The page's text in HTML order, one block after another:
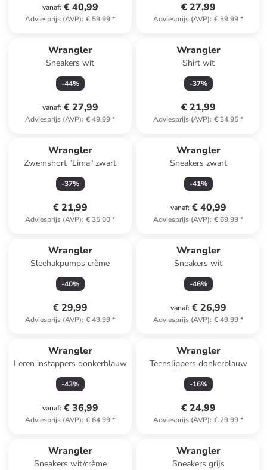
vanaf: € 40,99
Adviesprijs (AVP): € 59,99*
€ 27,99
Adviesprijs (AVP): € 39,99*
Wrangler
Sneakers wit
-44%
vanaf: € 27,99
Adviesprijs (AVP): € 49,99*
Wrangler
Shirt wit
-37%
€ 21,99
Adviesprijs (AVP): € 34,95*
Wrangler
Zwemshort "Lima" zwart
-37%
€ 21,99
Adviesprijs (AVP): € 35,00*
Wrangler
Sneakers zwart
-41%
vanaf: € 40,99
Adviesprijs (AVP): € 69,99*
Wrangler
Sleehakpumps crème
-40%
€ 29,99
Adviesprijs (AVP): € 49,99*
Wrangler
Sneakers wit
-46%
vanaf: € 26,99
Adviesprijs (AVP): € 49,99*
Wrangler
Leren instappers donkerblauw
-43%
vanaf: € 36,99
Adviesprijs (AVP): € 64,99*
Wrangler
Teenslippers donkerblauw
-16%
€ 24,99
Adviesprijs (AVP): € 29,99*
Wrangler
Sneakers wit/crème
Wrangler
Sneakers grijs